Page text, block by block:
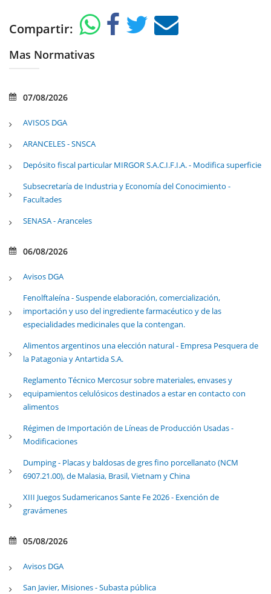
Compartir:
Mas Normativas
07/08/2026
AVISOS DGA
ARANCELES - SNSCA
Depósito fiscal particular MIRGOR S.A.C.I.F.I.A. - Modifica superficie
Subsecretaría de Industria y Economía del Conocimiento -
Facultades
SENASA - Aranceles
06/08/2026
Avisos DGA
Fenolftaleína - Suspende elaboración, comercialización,
importación y uso del ingrediente farmacéutico y de las
especialidades medicinales que la contengan.
Alimentos argentinos una elección natural - Empresa Pesquera de
la Patagonia y Antartida S.A.
Reglamento Técnico Mercosur sobre materiales, envases y
equipamientos celulósicos destinados a estar en contacto con
alimentos
Régimen de Importación de Líneas de Producción Usadas -
Modificaciones
Dumping - Placas y baldosas de gres fino porcellanato (NCM
6907.21.00), de Malasia, Brasil, Vietnam y China
XIII Juegos Sudamericanos Sante Fe 2026 - Exención de
gravámenes
05/08/2026
Avisos DGA
San Javier, Misiones - Subasta pública